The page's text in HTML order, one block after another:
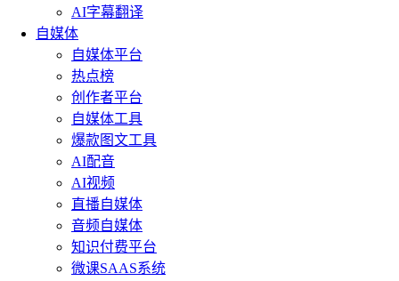
AI字幕翻译
自媒体
自媒体平台
热点榜
创作者平台
自媒体工具
爆款图文工具
AI配音
AI视频
直播自媒体
音频自媒体
知识付费平台
微课SAAS系统